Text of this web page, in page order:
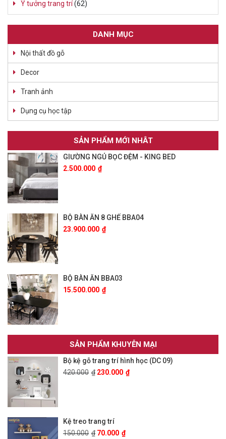
Ý tưởng trang trí(62)
DANH MỤC
Nội thất đồ gỗ
Decor
Tranh ảnh
Dụng cụ học tập
SẢN PHẨM MỚI NHÂT
GIƯỜNG NGỦ BỌC ĐỆM - KING BED
2.500.000 ₫
BỘ BÀN ĂN 8 GHẾ BBA04
23.900.000 ₫
BỘ BÀN ĂN BBA03
15.500.000 ₫
SẢN PHẨM KHUYỄN MẠI
Bộ kệ gỗ trang trí hình học (DC 09)
420.000 ₫ 230.000 ₫
Kệ treo trang trí
150.000 ₫ 70.000 ₫